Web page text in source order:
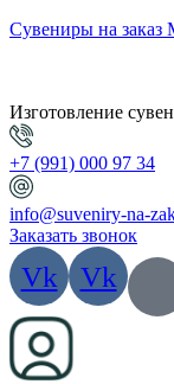
Сувениры на заказ
Изготовление
+7 (991) 000 97 34
info@suveniry-na-
Заказать звонок
Vk Vk